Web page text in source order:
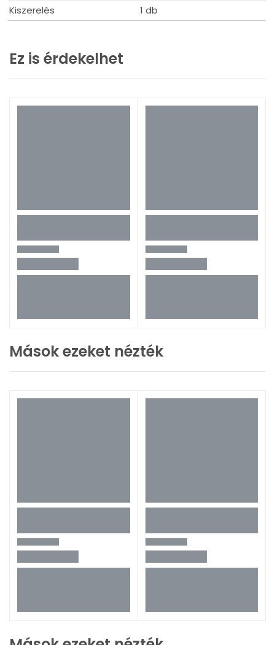
Kiszerelés
1 db
Ez is érdekelhet
Mások ezeket nézték